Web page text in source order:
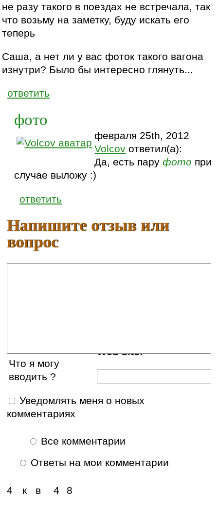
не разу такого в поездах не встречала, так
что возьму на заметку, буду искать его
теперь
Саша, а нет ли у вас фоток такого вагона
изнутри? Было бы интересно глянуть...
ответить
фото
февраля 25th, 2012
Volcov ответил(а):
Да, есть паруфото при
случае выложу :)
ответить
Напишите отзыв или
вопрос
Web site:
Что я могу
вводить ?
Уведомлять меня о новых
комментариях
Все комментарии
Ответы на мои комментарии
4 8
к в
4